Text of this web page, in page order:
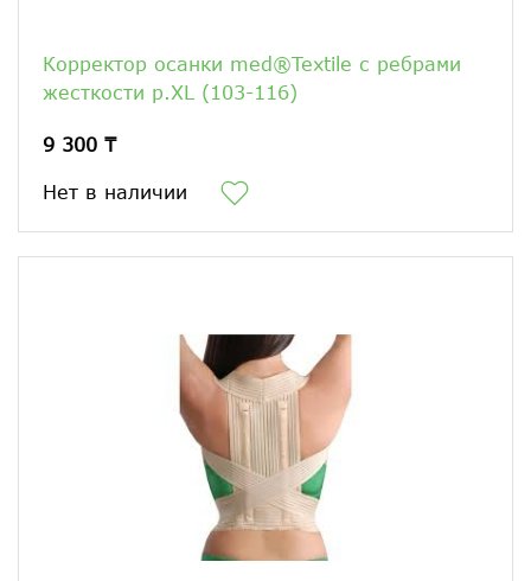
Корректор осанки med®Textile с ребрами
жесткости р.ХL (103-116)
9 300 ₸
Нет в наличии